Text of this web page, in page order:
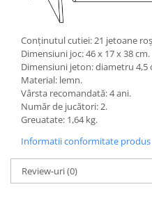
Matematica
Pregătire pentru școală
Pregătirea scrierii de mână
Secventialitate
Sortare si numarare
Stiinte
Mărgele de călcat HAMA
Hama Maxi Sticks
Margele HAMA MAXI
Mărgele HAMA MIDI
Conținutul cutiei: 21 jetoane
Dimensiuni joc: 46 x 17 x 38 cm.
Dimensiuni jeton: diametru 4,5
Material: lemn.
Vârsta recomandată: 4 ani.
Număr de jucători: 2.
Greuatate: 1,64 kg.
Informatii conformitate produs
Review-uri(0)